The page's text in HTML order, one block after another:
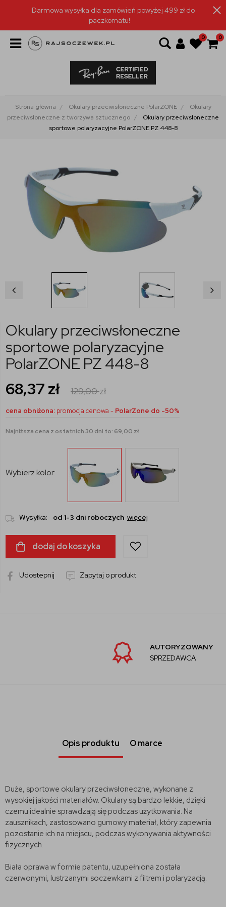
Darmowa wysyłka dla zamówień powyżej 499 zł do
paczkomatu!
0 0
Strona główna Okulary przeciwsłoneczne PolarZONE
Okulary
przeciwsłoneczne z tworzywa sztucznego
Okulary przeciwsłoneczne
sportowe polaryzacyjne PolarZONE PZ 448-8
Okulary przeciwsłoneczne
sportowe polaryzacyjne
PolarZONE PZ 448-8
68,37 zł 129,00zł
cena obniżona: promocja cenowa - PolarZone do -50%
Najniższa cena z ostatnich 30 dni to: 69,00 zł
Wybierz kolor:
Wysyłka: od 1-3 dni roboczych więcej
dodaj do koszyka
Udostepnij Zapytaj o produkt
AUTORYZOWANY
SPRZEDAWCA
Opis produktu O marce
Duże, sportowe okulary przeciwsłoneczne, wykonane z
wysokiej jakości materiałów. Okulary są bardzo lekkie, dzięki
czemu idealnie sprawdzają się podczas użytkowania. Na
zausznikach, zastosowano gumowy materiał, który zapewnia
pozostanie ich na miejscu, podczas wykonywania aktywności
fizycznych.
Biała oprawa w formie patentu, uzupełniona została
czerwonymi, lustrzanymi soczewkami z filtrem i polaryzacją.